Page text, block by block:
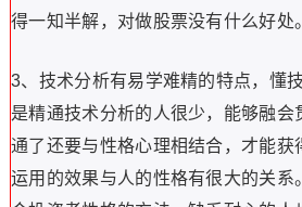
得一知半解，对做股票没有什么好处。
3、技术分析有易学难精的特点，懂
是精通技术分析的人很少，能够融会
通了还要与性格心理相结合，才能获
运用的效果与人的性格有很大的关系